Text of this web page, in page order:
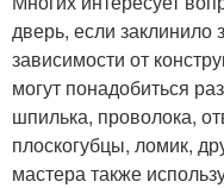
дверь, если
зависимости от
могут понадобиться
шпилька, проволока,
плоскогубцы, ломик,
мастера также